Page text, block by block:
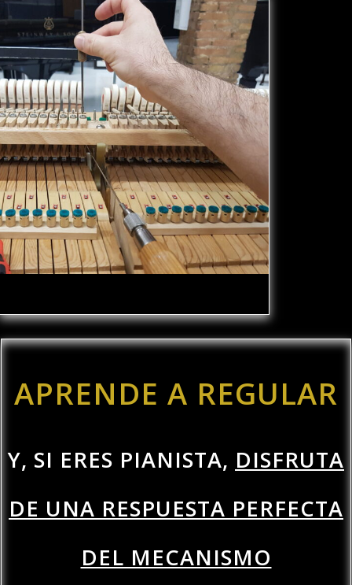
APRENDE A REGULAR
Y, SI ERES PIANISTA, DISFRUTA
DE UNA RESPUESTA PERFECTA
DEL MECANISMO